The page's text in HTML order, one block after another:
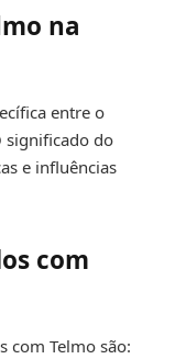
na
entre o
significado do
e influências
com
com Telmo são: